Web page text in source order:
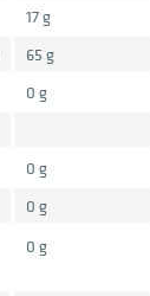
17 g
65 g
0 g
0 g
0 g
0 g